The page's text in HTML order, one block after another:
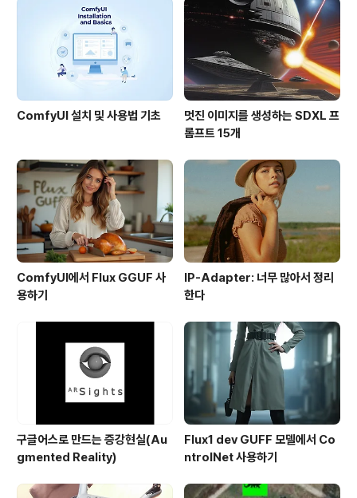
는 기능이 있네요. 그래서 저도 한번 삽입해 보았습니다. 이
것도 괜찮은 기능이네요. 아래에서 3D 라고 되어있는 버
ComfyUI 설치 및 사용법 기초
멋진 이미지를 생성하는 SDXL 프
롬프트 15개
ComfyUI에서 Flux GGUF 사
용하기
IP-Adapter: 너무 많아서 정리
한다
구글어스로 만드는 증강현실(Au
gmented Reality)
Flux1 dev GUFF 모델에서 Co
ntrolNet 사용하기